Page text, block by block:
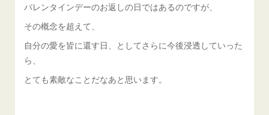
バレンタインデーのお返しの日ではあるのですが、
その概念を超えて、
自分の愛を皆に還す日、としてさらに今後浸透していった
ら、
とても素敵なことだなあと思います。